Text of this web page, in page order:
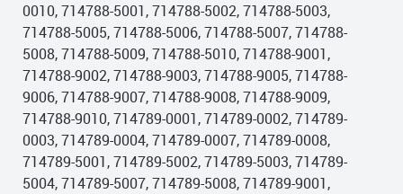
0010, 714788-5001, 714788-5002, 714788-5003,
714788-5005, 714788-5006, 714788-5007, 714788-
5008, 714788-5009, 714788-5010, 714788-9001,
714788-9002, 714788-9003, 714788-9005, 714788-
9006, 714788-9007, 714788-9008, 714788-9009,
714788-9010, 714789-0001, 714789-0002, 714789-
0003, 714789-0004, 714789-0007, 714789-0008,
714789-5001, 714789-5002, 714789-5003, 714789-
5004, 714789-5007, 714789-5008, 714789-9001,